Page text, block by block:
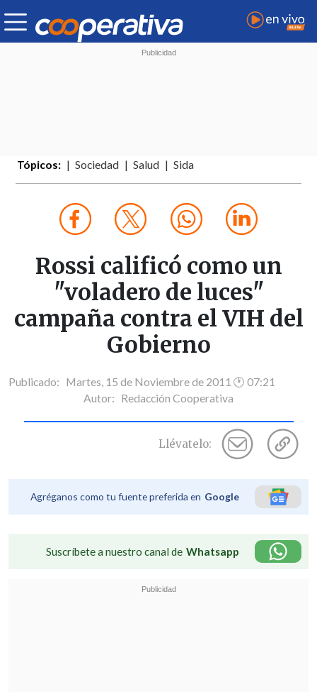
Tópicos: Sociedad Salud Sida
Rossi calificó como un
"voladero de luces"
campaña contra el VIH del
Gobierno
Publicado: Martes, 15 de Noviembre de 2011 🕐 07:21
Autor: Redacción Cooperativa
Llévatelo:
Agréganos como tu fuente preferida en Google
Suscríbete a nuestro canal de Whatsapp